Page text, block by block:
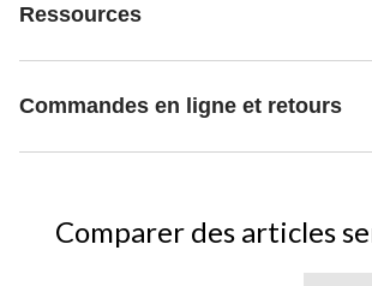
Ressources
Commandes en ligne et retours
Comparer des articles